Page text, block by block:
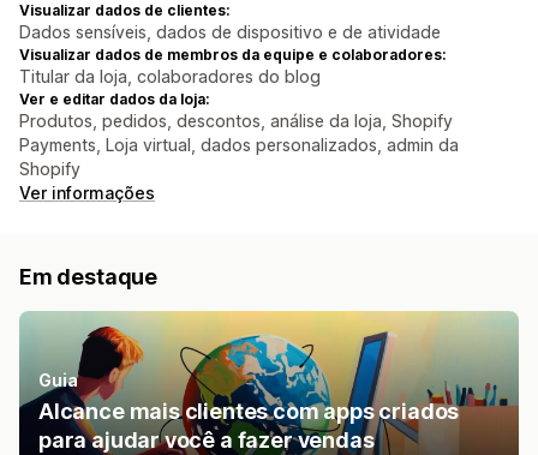
Visualizar dados de clientes:
Dados sensíveis, dados de dispositivo e de atividade
Visualizar dados de membros da equipe e colaboradores:
Titular da loja, colaboradores do blog
Ver e editar dados da loja:
Produtos, pedidos, descontos, análise da loja, Shopify
Payments, Loja virtual, dados personalizados, admin da
Shopify
Ver informações
Em destaque
Guia
Alcance mais clientes com apps criados
para ajudar você a fazer vendas